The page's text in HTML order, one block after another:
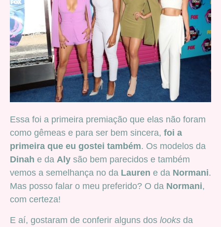
Essa foi a primeira premiação que elas não foram
como gêmeas e para ser bem sincera, foi a
primeira que eu gostei também. Os modelos da
Dinah e da Aly são bem parecidos e também
vemos a semelhança no da Lauren e da Normani.
Mas posso falar o meu preferido? O da Normani,
com certeza!
E aí, gostaram de conferir alguns dos looks da